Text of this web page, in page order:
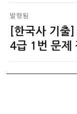
글
탐
색
발행됨
[한국사 기출
4급 1번 문제